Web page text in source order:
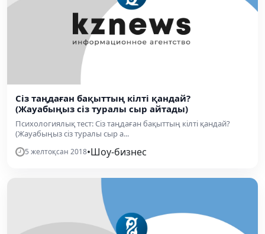
Сіз таңдаған бақыттың кілті қандай?
(Жауабыңыз сіз туралы сыр айтады)
Психологиялық тест: Сіз таңдаған бақыттың кілті қандай?
(Жауабыңыз сіз туралы сыр а...
5 желтоқсан 2018•Шоу-бизнес